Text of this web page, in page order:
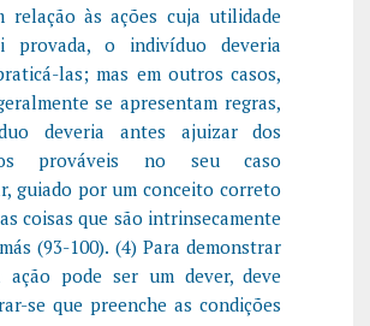
relação às ações cuja utilidade
provada, o indivíduo deveria
las; mas em outros casos,
se apresentam regras,
deveria antes ajuizar dos
prováveis no seu caso
guiado por um conceito correto
coisas que são intrinsecamente
(93-100). (4) Para demonstrar
ação pode ser um dever, deve
se que preenche as condições